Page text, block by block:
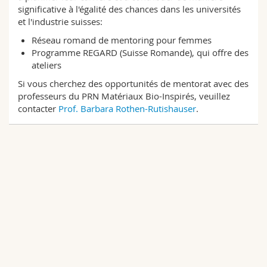
Sciences et médecine
Interfacultaire
Collaborateurs
Doctorants
Webmail
Programme des cours
significative à l'égalité des chances dans les universités
et l'industrie suisses:
Réseau romand de mentoring pour femmes
Programme REGARD (Suisse Romande), qui offre des
ateliers
Si vous cherchez des opportunités de mentorat avec des
professeurs du PRN Matériaux Bio-Inspirés, veuillez
contacter Prof. Barbara Rothen-Rutishauser.